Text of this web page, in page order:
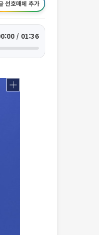
선호매체 추가
/ 01:36